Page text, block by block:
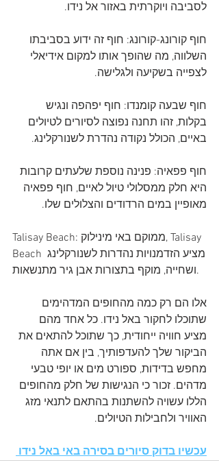
לסביבה ויוקרתית באזור אל נידו.
חוף קורונג-קורונג: חוף זה ידוע בסביבתו
השלווה, מה שהופך אותו למקום אידיאלי
לצפייה בשקיעה ולגלישה.
חוף שבעה קומנדו: חוף יפהפה ונגיש
בקלות, זהו תחנה נפוצה לסיורים לטיולים
באיים, הכולל נקודה נהדרת לשנורקלינג.
חוף פפאיה: פנינה נוספת שלעתים קרובות
היא חלק ממסלולי טיול לאיים, חוף פפאיה
מאופיין במים הרדודים והצלולים שלו.
Talisay Beach: ממוקם באי מינילוק, Talisay
Beach מציע הזדמנויות נהדרות לשנורקלינג
ושחייה, מוקף בתצורות אבן גיר מתנשאות.
אלו הם רק כמה מהחופים המדהימים
שתוכלו לחקור באל נידו. כל אחד מהם
מציע חוויה ייחודית, כך שתוכל להתאים את
הביקור שלך להעדפותיך, בין אם אתה
מחפש בדידות, ספורט מים או יופי טבעי
מדהים. זכור כי הנגישות של חלק מהחופים
הללו עשויה להשתנות בהתאם לתנאי מזג
האוויר ולחבילות הטיולים.
עכשיו בדוק סיורים בסירה באי באל נידו